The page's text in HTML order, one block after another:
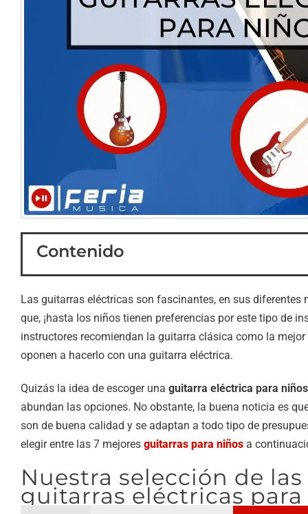
Contenido
Las guitarras eléctricas son fascinantes, en sus diferentes
que, ¡hasta los niños tienen preferencias por este tipo de
instructores recomiendan la guitarra clásica como la
oponen a hacerlo con una guitarra eléctrica.
Quizás la idea de escoger una guitarra eléctrica para niños
abundan las opciones. No obstante, la buena noticia es
son de buena calidad y se adaptan a todo tipo de
elegir entre las 7 mejores guitarras para niños a
Nuestra selección de
guitarras eléctricas